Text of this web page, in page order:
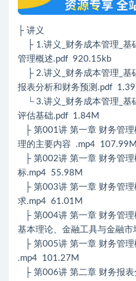
├ 讲义
├ 1.讲义_财务成本管理_基
管理概述.pdf 920.15kb
├ 2.讲义_财务成本管理_基
报表分析和财务预测.pdf
└ 3.讲义_财务成本管理_基
评估基础.pdf 1.84M
├ 第001讲 第一章 财务管理
理的主要内容 .mp4 107.99M
├ 第002讲 第一章 财务管理
标.mp4 55.98M
├ 第003讲 第一章 财务管理
求.mp4 61.01M
├ 第004讲 第一章 财务管理
基本理论、金融工具与金融
├ 第005讲 第一章 财务管理
.mp4 101.27M
├ 第006讲 第二章 财务报表